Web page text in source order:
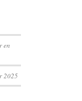
en
2025